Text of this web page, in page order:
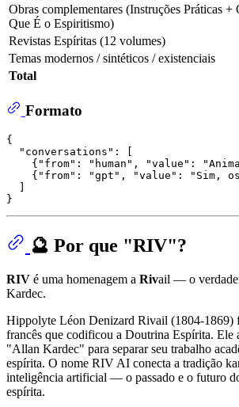
Obras complementares (Instruções Práticas +
Que É o Espiritismo)
Revistas Espíritas (12 volumes)
Temas modernos / sintéticos / existenciais
Total
Formato
{
"conversations" :
{ "from" : "human" , "value" :
{ "from" : "gpt" , "value" :
"Sim,
}
🔮 Por que "RIV"?
RIV é uma homenagem a Rivail — o
Kardec.
Hippolyte Léon Denizard Rivail (1804-1869)
francês que codificou a Doutrina Espírita. Ele
"Allan Kardec" para separar seu trabalho
espírita. O nome RIV AI conecta a tradição
inteligência artificial — o passado e o futuro
espírita.